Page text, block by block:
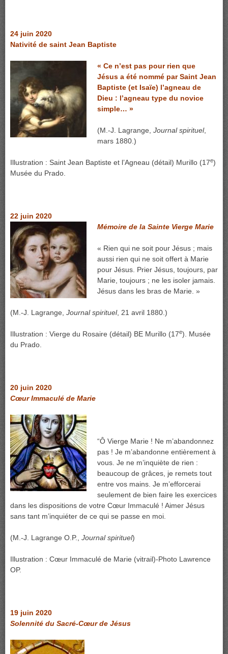
24 juin 2020
Nativité de saint Jean Baptiste
« Ce n’est pas pour rien que
Jésus a été nommé par Saint Jean
Baptiste (et Isaïe) l’agneau de
Dieu : l’agneau type du novice
simple… »
(M.-J. Lagrange, Journal spirituel,
mars 1880.)
Illustration : Saint Jean Baptiste et l’Agneau (détail) Murillo (17e)
Musée du Prado.
22 juin 2020
Mémoire de la Sainte Vierge Marie
« Rien qui ne soit pour Jésus ; mais
aussi rien qui ne soit offert à Marie
pour Jésus. Prier Jésus, toujours, par
Marie, toujours ; ne les isoler jamais.
Jésus dans les bras de Marie. »
(M.-J. Lagrange, Journal spirituel, 21 avril 1880.)
Illustration : Vierge du Rosaire (détail) BE Murillo (17e). Musée
du Prado.
20 juin 2020
Cœur Immaculé de Marie
“Ô Vierge Marie ! Ne m’abandonnez
pas ! Je m’abandonne entièrement à
vous. Je ne m’inquiète de rien :
beaucoup de grâces, je remets tout
entre vos mains. Je m’efforcerai
seulement de bien faire les exercices
dans les dispositions de votre Cœur Immaculé ! Aimer Jésus
sans tant m’inquiéter de ce qui se passe en moi.
(M.-J. Lagrange O.P., Journal spirituel)
Illustration : Cœur Immaculé de Marie (vitrail)-Photo Lawrence
OP.
19 juin 2020
Solennité du Sacré-Cœur de Jésus